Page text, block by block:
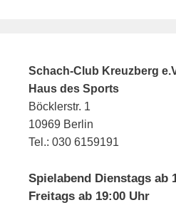
Schach-Club Kreuzberg
Haus des Sports
Böcklerstr. 1
10969 Berlin
Tel.: 030 6159191
Spielabend Dienstags ab
Freitags ab 19:00 Uhr